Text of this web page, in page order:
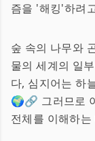
즘을 '해킹'하려
숲 속의 나무와
물의 세계의 일
다, 심지어는 하
🌍🔗 그러므로
전체를 이해하